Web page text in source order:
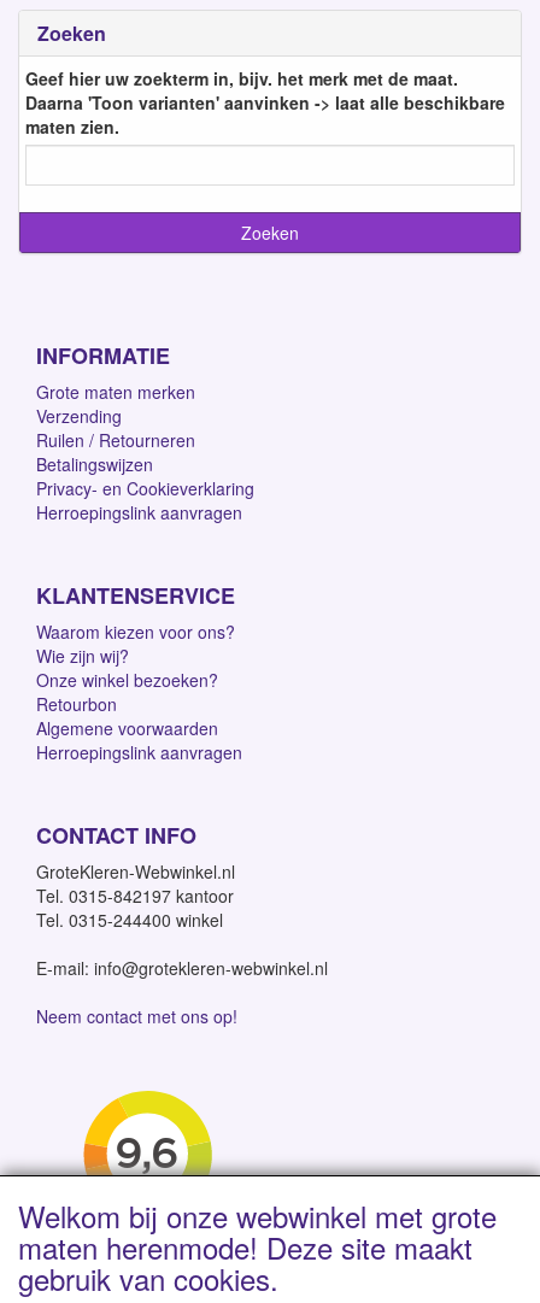
Zoeken
Geef hier uw zoekterm in, bijv. het merk met de maat.
Daarna 'Toon varianten' aanvinken -> laat alle beschikbare
maten zien.
INFORMATIE
Grote maten merken
Verzending
Ruilen / Retourneren
Betalingswijzen
Privacy- en Cookieverklaring
Herroepingslink aanvragen
KLANTENSERVICE
Waarom kiezen voor ons?
Wie zijn wij?
Onze winkel bezoeken?
Retourbon
Algemene voorwaarden
Herroepingslink aanvragen
CONTACT INFO
GroteKleren-Webwinkel.nl
Tel. 0315-842197 kantoor
Tel. 0315-244400 winkel
E-mail: info@grotekleren-webwinkel.nl
Neem contact met ons op!
Welkom bij onze webwinkel met grote
maten herenmode! Deze site maakt
gebruik van cookies.